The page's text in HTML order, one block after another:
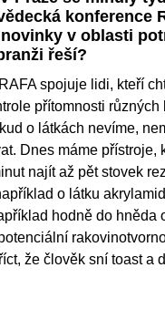
konference
v oblasti
řeší?
spojuje lidi, kteří
přítomnosti různých
o látkách nevíme,
Dnes máme přístroje,
najít až pět stovek
o látku
hodně do hněda
že člověk sní toast a